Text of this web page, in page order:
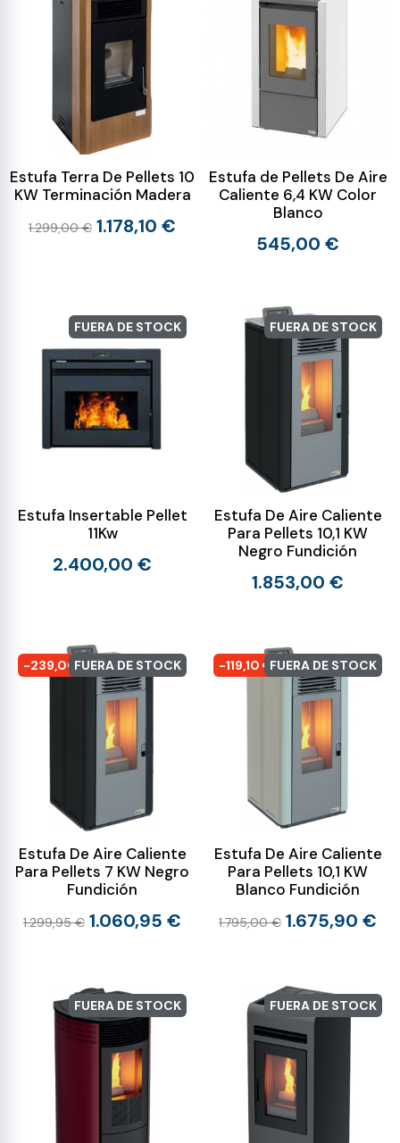
Estufa Terra De Pellets 10
KW Terminación Madera
1.299,00 € 1.178,10 €
Estufa de Pellets De Aire
Caliente 6,4 KW Color
Blanco
545,00 €
FUERA DE STOCK
Estufa Insertable Pellet
11Kw
2.400,00 €
FUERA DE STOCK
Estufa De Aire Caliente
Para Pellets 10,1 KW
Negro Fundición
1.853,00 €
-239,00 €FUERA DE STOCK
Estufa De Aire Caliente
Para Pellets 7 KW Negro
Fundición
1.299,95 € 1.060,95 €
-119,10 €FUERA DE STOCK
Estufa De Aire Caliente
Para Pellets 10,1 KW
Blanco Fundición
1.795,00 € 1.675,90 €
FUERA DE STOCK FUERA DE STOCK